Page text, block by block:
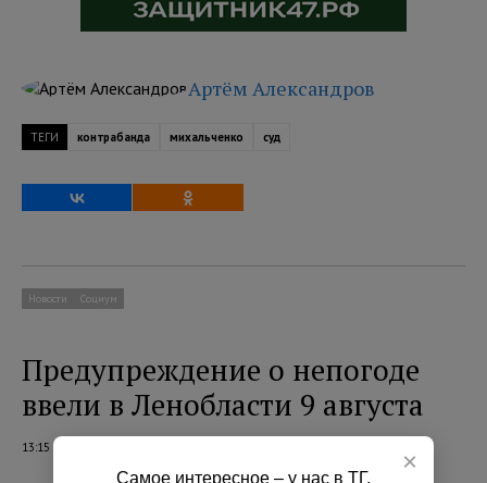
Артём Александров
ТЕГИ контрабанда михальченко суд
Новости Социум
Предупреждение о непогоде
ввели в Ленобласти 9 августа
13:15 09.08.2026 ×
Самое интересное – у нас в ТГ.